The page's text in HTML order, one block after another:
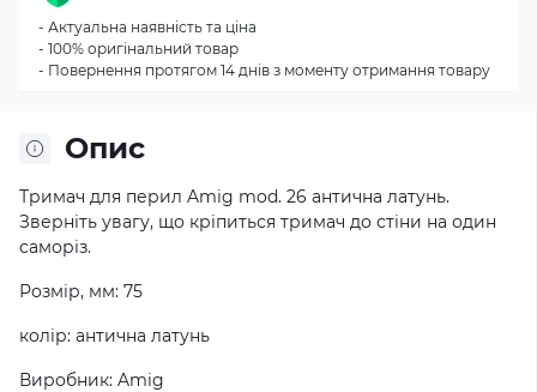
Опис
Тримач для перил Amig mod. 26 антична латунь.
Зверніть увагу, що кріпиться тримач до стіни на один
саморіз.
Розмір, мм: 75
колір: антична латунь
Виробник: Amig
- Актуальна наявність та ціна
- 100% оригінальний товар
- Повернення протягом 14 днів з моменту отримання товару